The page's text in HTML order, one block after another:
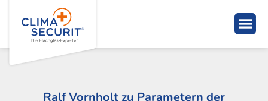
Ralf Vornholt zu Parametern der